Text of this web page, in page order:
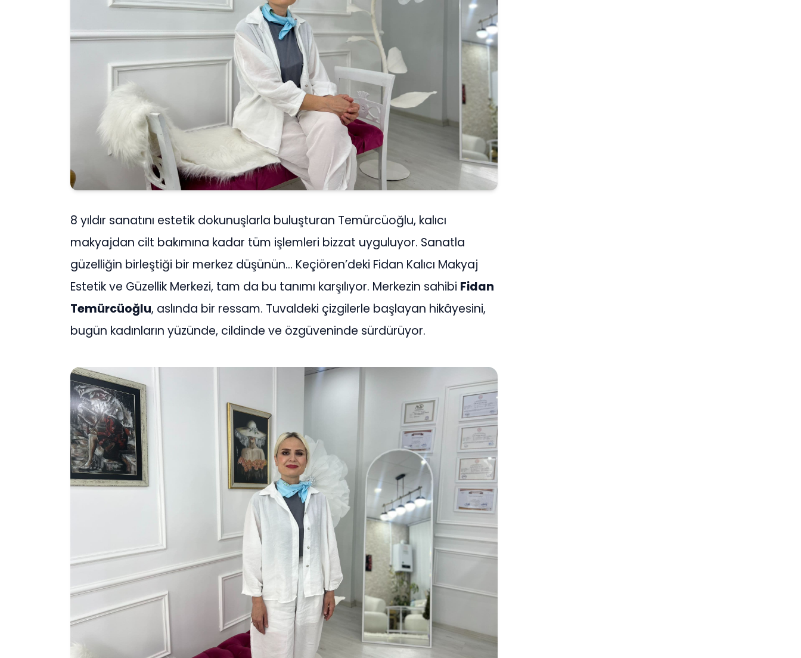
8 yıldır sanatını estetik dokunuşlarla buluşturan Temürcüoğlu, kalıcı
makyajdan cilt bakımına kadar tüm işlemleri bizzat uyguluyor. Sanatla
güzelliğin birleştiği bir merkez düşünün… Keçiören’deki Fidan Kalıcı Makyaj
Estetik ve Güzellik Merkezi, tam da bu tanımı karşılıyor. Merkezin sahibi Fidan
Temürcüoğlu, aslında bir ressam. Tuvaldeki çizgilerle başlayan hikâyesini,
bugün kadınların yüzünde, cildinde ve özgüveninde sürdürüyor.